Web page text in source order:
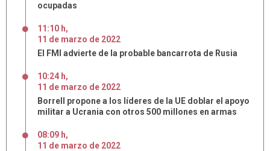
ocupadas
11:10 h,
11 de marzo de 2022
El FMI advierte de la probable bancarrota de Rusia
10:24 h,
11 de marzo de 2022
Borrell propone a los líderes de la UE doblar el apoyo
militar a Ucrania con otros 500 millones en armas
08:09 h,
11 de marzo de 2022